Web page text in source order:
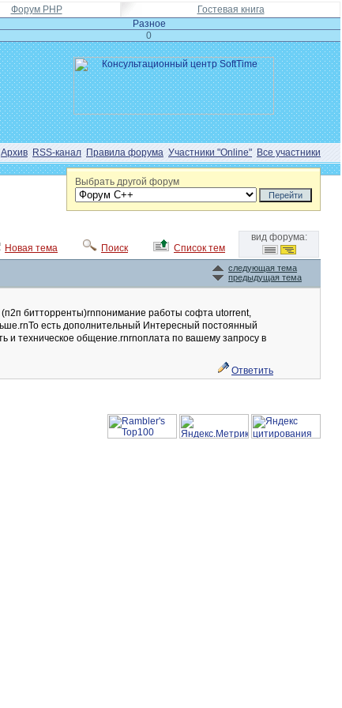
Форум PHP
Гостевая книга
Разное
0
Архив RSS-канал Правила форума Участники "Online" Все участники
Выбрать другой форум
Новая тема Поиск Список тем
вид форума:
следующая тема
предыдущая тема
битторренты)rnпонимание работы софта utorrent,
есть дополнительный Интересный постоянный
и техническое общение.rnrnоплата по вашему запросу в
Ответить